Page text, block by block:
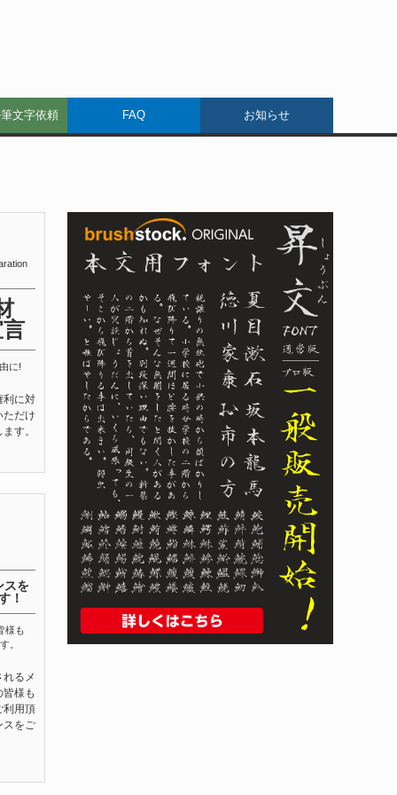
文字依頼 FAQ お知らせ
に!
利に対
ただけ
す。
スを
！
様も
。
るメ
様も
利用頂
スをご